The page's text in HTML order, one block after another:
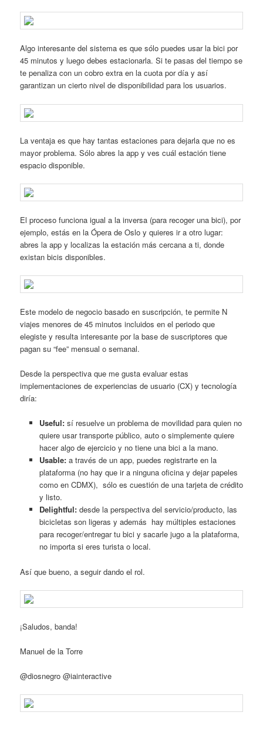
Algo interesante del sistema es que sólo puedes usar la bici por
45 minutos y luego debes estacionarla. Si te pasas del tiempo se
te penaliza con un cobro extra en la cuota por día y así
garantizan un cierto nivel de disponibilidad para los usuarios.
La ventaja es que hay tantas estaciones para dejarla que no es
mayor problema. Sólo abres la app y ves cuál estación tiene
espacio disponible.
El proceso funciona igual a la inversa (para recoger una bici), por
ejemplo, estás en la Ópera de Oslo y quieres ir a otro lugar:
abres la app y localizas la estación más cercana a ti, donde
existan bicis disponibles.
Este modelo de negocio basado en suscripción, te permite N
viajes menores de 45 minutos incluidos en el periodo que
elegiste y resulta interesante por la base de suscriptores que
pagan su “fee” mensual o semanal.
Desde la perspectiva que me gusta evaluar estas
implementaciones de experiencias de usuario (CX) y tecnología
diría:
Useful:sí resuelve un problema de movilidad para quien no
quiere usar transporte público, auto o simplemente quiere
hacer algo de ejercicio y no tiene una bici a la mano.
Usable:a través de un app, puedes registrarte en la
plataforma (no hay que ir a ninguna oficina y dejar papeles
como en CDMX), sólo es cuestión de una tarjeta de crédito
y listo.
Delightful:desde la perspectiva del servicio/producto, las
bicicletas son ligeras y además hay múltiples estaciones
para recoger/entregar tu bici y sacarle jugo a la plataforma,
no importa si eres turista o local.
Así que bueno, a seguir dando el rol.
¡Saludos, banda!
Manuel de la Torre
@diosnegro @iainteractive